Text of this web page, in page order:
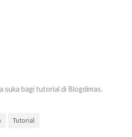
suka bagi tutorial di Blogdimas.
Tutorial